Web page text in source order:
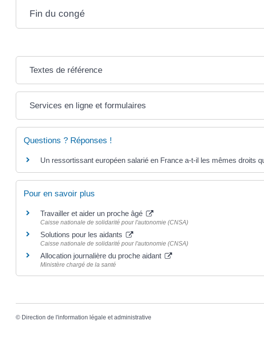
Fin du congé
Textes de référence
Services en ligne et formulaires
Questions ? Réponses !
Un ressortissant européen salarié en France a-t-il les mêmes droits
Pour en savoir plus
Travailler et aider un proche âgé
Caisse nationale de solidarité pour l'autonomie (CNSA)
Solutions pour les aidants
Caisse nationale de solidarité pour l'autonomie (CNSA)
Allocation journalière du proche aidant
Ministère chargé de la santé
© Direction de l'information légale et administrative